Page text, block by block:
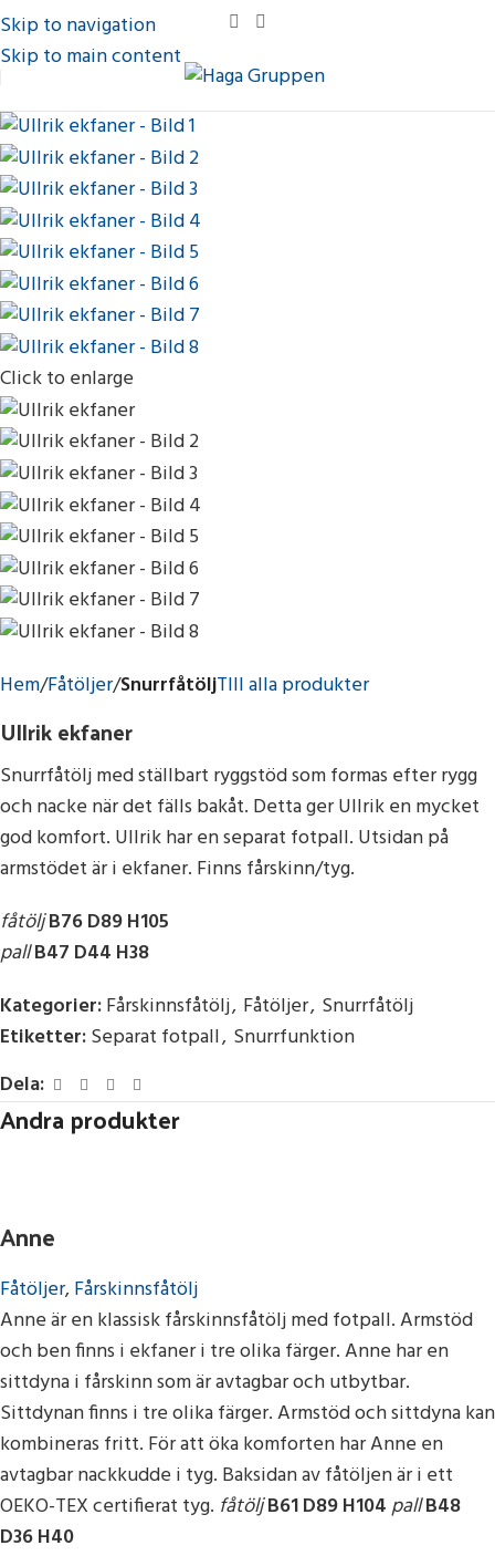
Skip to navigation
Skip to main content
Click to enlarge
Hem Fåtöljer SnurrfåtöljTIll alla produkter
Ullrik ekfaner
Snurrfåtölj med ställbart ryggstöd som formas efter rygg
och nacke när det fälls bakåt. Detta ger Ullrik en mycket
god komfort. Ullrik har en separat fotpall. Utsidan på
armstödet är i ekfaner. Finns fårskinn/tyg.
fåtöljB76 D89 H105
pallB47 D44 H38
Kategorier:Fårskinnsfåtölj, Fåtöljer, Snurrfåtölj
Etiketter:Separat fotpall, Snurrfunktion
Dela:
Andra produkter
Anne
Fåtöljer,Fårskinnsfåtölj
Anne är en klassisk fårskinnsfåtölj med fotpall. Armstöd
och ben finns i ekfaner i tre olika färger. Anne har en
sittdyna i fårskinn som är avtagbar och utbytbar.
Sittdynan finns i tre olika färger. Armstöd och sittdyna kan
kombineras fritt. För att öka komforten har Anne en
avtagbar nackkudde i tyg. Baksidan av fåtöljen är i ett
OEKO-TEX certifierat tyg. fåtöljB61 D89 H104pallB48
D36 H40